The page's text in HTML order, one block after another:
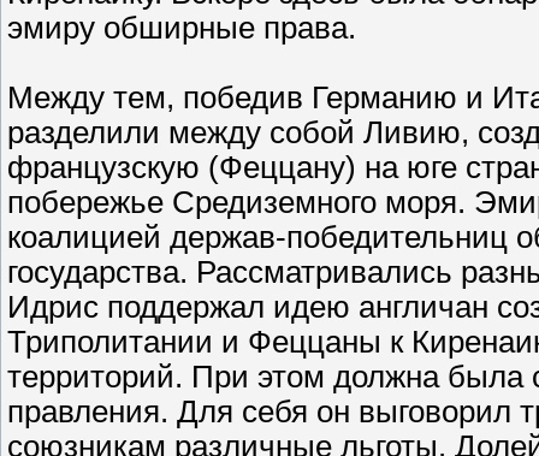
эмиру обширные права.
Между тем, победив Германию и
разделили между собой Ливию,
французскую (Феццану) на юге
побережье Средиземного моря.
коалицией держав-победительниц
государства. Рассматривались
Идрис поддержал идею англичан
Триполитании и Феццаны к
территорий. При этом должна была
правления. Для себя он выговорил
союзникам различные льготы.